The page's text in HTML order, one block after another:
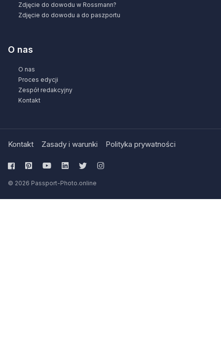
Zdjęcie do dowodu w Rossmann?
Zdjęcie do dowodu a do paszportu
O nas
O nas
Proces edycji
Zespół redakcyjny
Kontakt
Kontakt Zasady i warunki Polityka prywatności
© 2026 Passport-Photo.online